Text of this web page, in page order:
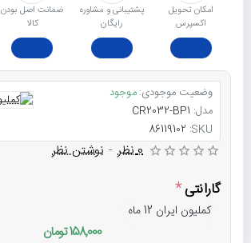
امکان تحویل
اکسپرس
پشتیبانی و مشاوره
رایگان
ﺿﻤﺎﻧﺖ اﺻﻞ ﺑﻮدن
ﮐﺎﻟﺎ
وضعیت موجودی:موجود
مدل: CR2032-BP1
SKU:
86119102
0 نظر - نوشتن نظر
گارانتی
کملیون ایران 12 ماه
158,000 تومان